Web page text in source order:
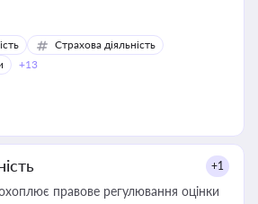
Страхова діяльність
+13
+1
правове регулювання оцінки